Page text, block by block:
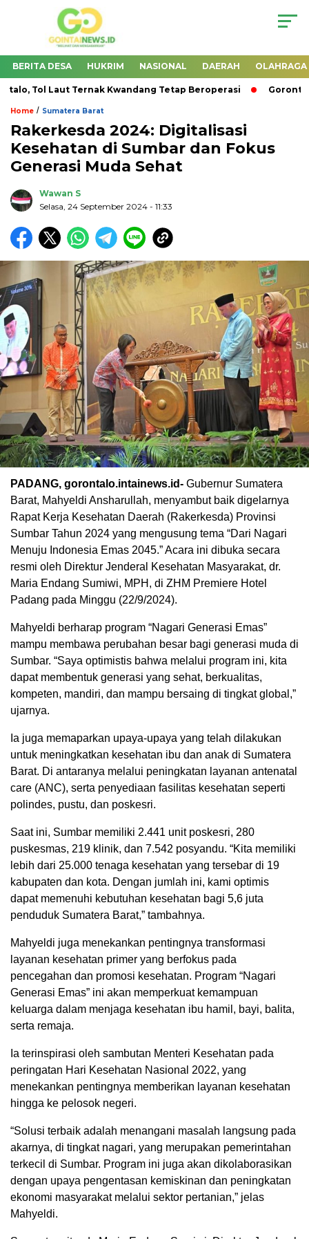
BERITA DESA HUKRIM NASIONAL DAERAH OLAHRAGA
Tol Laut Ternak Kwandang Tetap Beroperasi Gorontalo
Home / Sumatera Barat
Rakerkesda 2024: Digitalisasi
Kesehatan di Sumbar dan Fokus
Generasi Muda Sehat
Wawan S
Selasa, 24 September 2024 - 11:33
PADANG, gorontalo.intainews.id- Gubernur Sumatera
Barat, Mahyeldi Ansharullah, menyambut baik digelarnya
Rapat Kerja Kesehatan Daerah (Rakerkesda) Provinsi
Sumbar Tahun 2024 yang mengusung tema “Dari Nagari
Menuju Indonesia Emas 2045.” Acara ini dibuka secara
resmi oleh Direktur Jenderal Kesehatan Masyarakat, dr.
Maria Endang Sumiwi, MPH, di ZHM Premiere Hotel
Padang pada Minggu (22/9/2024).
Mahyeldi berharap program “Nagari Generasi Emas”
mampu membawa perubahan besar bagi generasi muda di
Sumbar. “Saya optimistis bahwa melalui program ini, kita
dapat membentuk generasi yang sehat, berkualitas,
kompeten, mandiri, dan mampu bersaing di tingkat global,”
ujarnya.
Ia juga memaparkan upaya-upaya yang telah dilakukan
untuk meningkatkan kesehatan ibu dan anak di Sumatera
Barat. Di antaranya melalui peningkatan layanan antenatal
care (ANC), serta penyediaan fasilitas kesehatan seperti
polindes, pustu, dan poskesri.
Saat ini, Sumbar memiliki 2.441 unit poskesri, 280
puskesmas, 219 klinik, dan 7.542 posyandu. “Kita memiliki
lebih dari 25.000 tenaga kesehatan yang tersebar di 19
kabupaten dan kota. Dengan jumlah ini, kami optimis
dapat memenuhi kebutuhan kesehatan bagi 5,6 juta
penduduk Sumatera Barat,” tambahnya.
Mahyeldi juga menekankan pentingnya transformasi
layanan kesehatan primer yang berfokus pada
pencegahan dan promosi kesehatan. Program “Nagari
Generasi Emas” ini akan memperkuat kemampuan
keluarga dalam menjaga kesehatan ibu hamil, bayi, balita,
serta remaja.
Ia terinspirasi oleh sambutan Menteri Kesehatan pada
peringatan Hari Kesehatan Nasional 2022, yang
menekankan pentingnya memberikan layanan kesehatan
hingga ke pelosok negeri.
“Solusi terbaik adalah menangani masalah langsung pada
akarnya, di tingkat nagari, yang merupakan pemerintahan
terkecil di Sumbar. Program ini juga akan dikolaborasikan
dengan upaya pengentasan kemiskinan dan peningkatan
ekonomi masyarakat melalui sektor pertanian,” jelas
Mahyeldi.